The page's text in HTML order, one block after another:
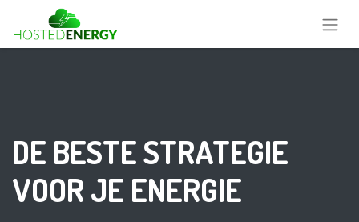
DE BESTE STRATEGIE
VOOR JE ENERGIE